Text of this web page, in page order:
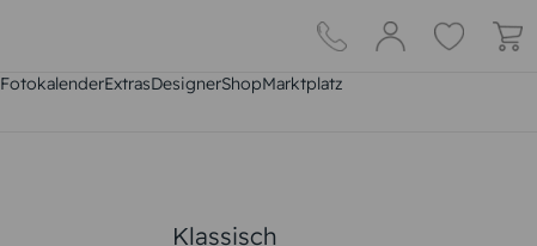
FotokalenderExtrasDesignerShopMarktplatz
Klassisch